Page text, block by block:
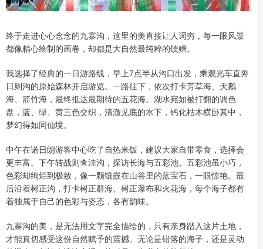
终于走进心心念念的九寨沟，这里的美直接让人词穷，每一眼风景
都像精心绘制的画卷，却都是大自然最纯粹的馈赠。
我选择了经典的一日游路线，早上7点半从沟口出发，乘观光车直奔
日则沟的原始森林开启游览。一路往下，依次打卡芳草海、天鹅
海、箭竹海，最终抵达最期待的五花海。湖水宛如被打翻的调色
盘，蓝、绿、黄三色交织，清澈见底的水下，钙化枯木横卧其中，
梦幻得如同仙境。
中午在诺日朗游客中心吃了自热米饭，建议大家自带零食，选择会
更丰富。下午转战则查洼沟，探访长海与五彩池。五彩池虽小巧，
色彩却绚烂到极致，像一颗镶嵌在山谷里的蓝宝石，一眼惊艳。最
后沿着树正沟，打卡树正群海、树正瀑布和火花海，每个海子都有
着独属于自己的色彩与姿态，各有韵味。
九寨沟的美，是无法用文字完全描绘的，只有亲身踏入这片土地，
才能真切感受这份自然赋予的震撼。无论是错落的海子，还是灵动